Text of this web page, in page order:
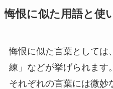
悔恨に似た用語と使
悔恨に似た言葉としては
練」などが挙げられます。
それぞれの言葉には微妙